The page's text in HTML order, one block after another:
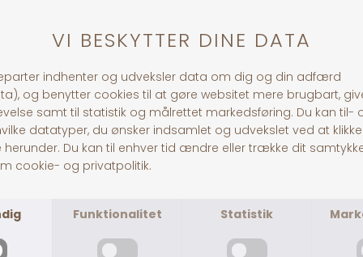
Fragt fra 39,-
1-3 dages levering
Andre købte også